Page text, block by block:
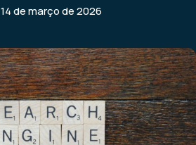
14 de março de 2026